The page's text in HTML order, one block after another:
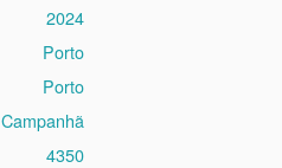
2024
Porto
Porto
Campanhã
4350